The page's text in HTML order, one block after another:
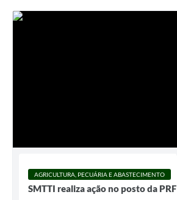
AGRICULTURA, PECUÁRIA E ABASTECIMENTO
SMTTI realiza ação no posto da PRF